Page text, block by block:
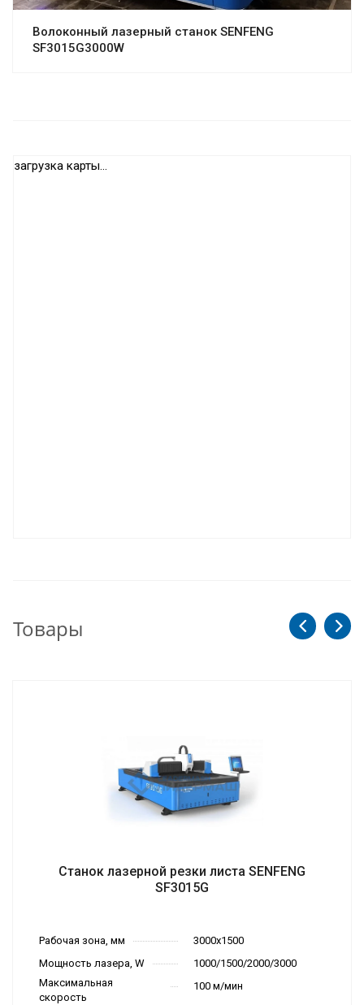
Волоконный лазерный станок SENFENG
SF3015G3000W
загрузка карты...
Товары
Станок лазерной резки листа SENFENG
SF3015G
Рабочая зона, мм
3000х1500
Мощность лазера, W
1000/1500/2000/3000
Максимальная
скорость
100 м/мин